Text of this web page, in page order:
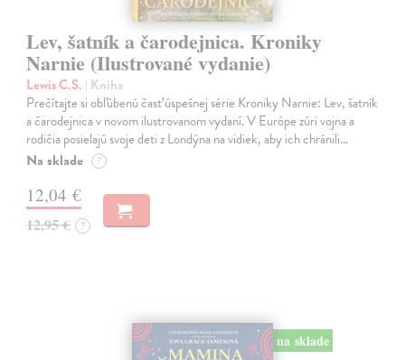
Lev, šatník a čarodejnica. Kroniky
Narnie (Ilustrované vydanie)
Lewis C.S. | Kniha
Prečítajte si obľúbenú časť úspešnej série Kroniky Narnie: Lev, šatník
a čarodejnica v novom ilustrovanom vydaní. V Európe zúri vojna a
rodičia posielajú svoje deti z Londýna na vidiek, aby ich chránili…
Na sklade ?
12,04 €
12,95 € ?
na sklade